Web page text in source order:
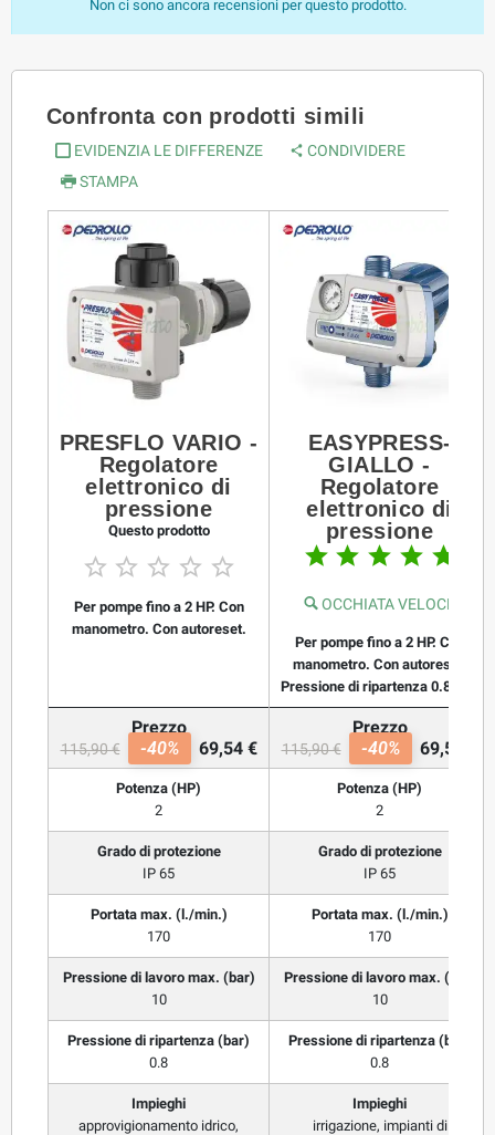
Non ci sono ancora recensioni per questo prodotto.
Confronta con prodotti simili
EVIDENZIA LE DIFFERENZE
CONDIVIDERE
STAMPA
PRESFLO VARIO -
Regolatore
elettronico di
pressione
Questo prodotto
    
Per pompe fino a 2 HP. Con
manometro. Con autoreset.
EASYPRESS-
GIALLO -
Regolatore
elettronico di
pressione
    
OCCHIATA VELOCE
Per pompe fino a 2 HP. Con
manometro. Con autoreset.
Pressione di ripartenza 0.8 bar.
Prezzo
115,90 € -40% 69,54 €
Prezzo
115,90 € -40% 69,54 €
Potenza (HP)
2
Potenza (HP)
2
Grado di protezione
IP 65
Grado di protezione
IP 65
Portata max. (l./min.)
170
Portata max. (l./min.)
170
Pressione di lavoro max. (bar)
10
Pressione di lavoro max. (bar)
10
Pressione di ripartenza (bar)
0.8
Pressione di ripartenza (bar)
0.8
Impieghi
approvigionamento idrico,
Impieghi
irrigazione, impianti di